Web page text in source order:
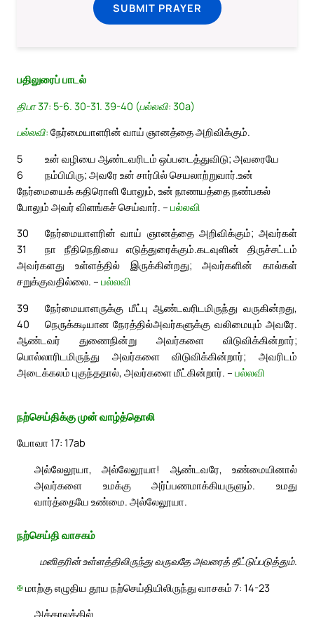
SUBMIT PRAYER
பதிலுரைப் பாடல்
திபா 37: 5-6. 30-31. 39-40 (பல்லவி: 30a)
பல்லவி: நேர்மையாளரின் வாய் ஞானத்தை அறிவிக்கும்.
5
உன் வழியை ஆண்டவரிடம் ஒப்படைத்துவிடு; அவரையே
நம்பியிரு; அவரே உன் சார்பில் செயலாற்றுவார்.
6
உன்
நேர்மையைக் கதிரொளி போலும், உன் நாணயத்தை நண்பகல்
போலும் அவர் விளங்கச் செய்வார். – பல்லவி
30
நேர்மையாளரின் வாய் ஞானத்தை அறிவிக்கும்; அவர்கள்
நா நீதிநெறியை எடுத்துரைக்கும்.
31
கடவுளின் திருச்சட்டம்
அவர்களது உள்ளத்தில் இருக்கின்றது; அவர்களின் கால்கள்
சறுக்குவதில்லை. – பல்லவி
39
நேர்மையாளருக்கு மீட்பு ஆண்டவரிடமிருந்து வருகின்றது,
நெருக்கடியான நேரத்தில்அவர்களுக்கு வலிமையும் அவரே.
40
ஆண்டவர் துணைநின்று அவர்களை விடுவிக்கின்றார்;
பொல்லாரிடமிருந்து அவர்களை விடுவிக்கின்றார்; அவரிடம்
அடைக்கலம் புகுந்ததால், அவர்களை மீட்கின்றார். – பல்லவி
நற்செய்திக்கு முன் வாழ்த்தொலி
யோவா 17: 17ab
அல்லேலூயா, அல்லேலூயா! ஆண்டவரே, உண்மையினால்
அவர்களை உமக்கு அர்ப்பணமாக்கியருளும். உமது
வார்த்தையே உண்மை. அல்லேலூயா.
நற்செய்தி வாசகம்
மனிதரின் உள்ளத்திலிருந்து வருவதே அவரைத் தீட்டுப்படுத்தும்.
✠மாற்கு எழுதிய தூய நற்செய்தியிலிருந்து வாசகம் 7: 14-23
அக்காலத்தில்